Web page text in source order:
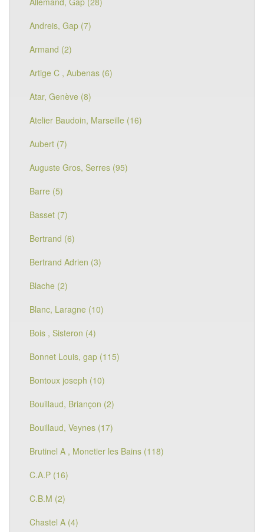
Andreis, Gap (7)
Armand (2)
Artige C , Aubenas (6)
Atar, Genève (8)
Atelier Baudoin, Marseille (16)
Aubert (7)
Auguste Gros, Serres (95)
Barre (5)
Basset (7)
Bertrand (6)
Bertrand Adrien (3)
Blache (2)
Blanc, Laragne (10)
Bois , Sisteron (4)
Bonnet Louis, gap (115)
Bontoux joseph (10)
Bouillaud, Briançon (2)
Bouillaud, Veynes (17)
Brutinel A , Monetier les Bains (118)
C.A.P (16)
C.B.M (2)
Chastel A (4)